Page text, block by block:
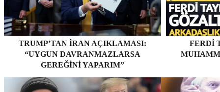
TRUMP’TAN İRAN AÇIKLAMASI:
“UYGUN DAVRANMAZLARSA
GEREĞINI YAPARIM”
FERDI